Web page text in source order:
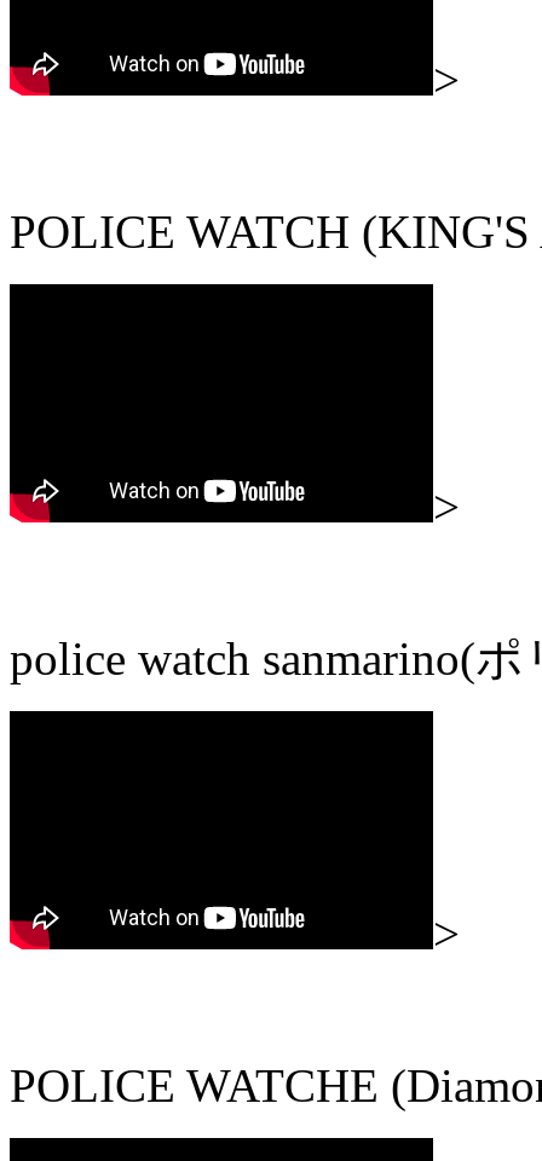
>
POLICE WATCH
>
police watch sanmarino(
>
POLICE WATCHE